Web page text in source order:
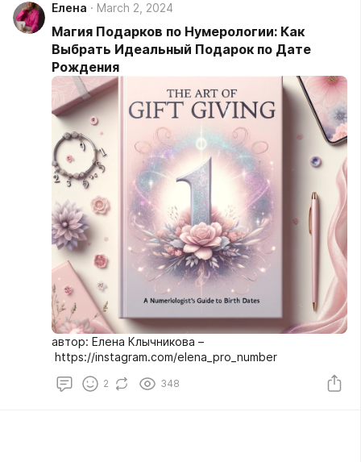
Елена March 2, 2024
Магия Подарков по Нумерологии: Как
Выбрать Идеальный Подарок по Дате
Рождения
автор: Елена Клычникова –
https://instagram.com/elena_pro_number
2 348